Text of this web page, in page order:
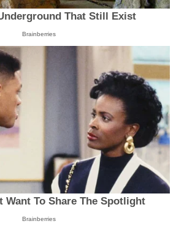
That Still Exist
Brainberries
Want To Share The Spotlight
Brainberries